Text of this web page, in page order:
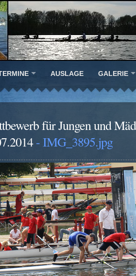
AUSLAGE GALERIE
für Jungen und
- IMG_3895.jpg